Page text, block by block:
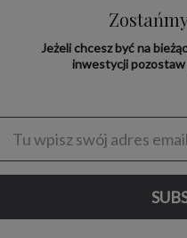
Jeżeli chcesz być na
inwestycji pozostaw